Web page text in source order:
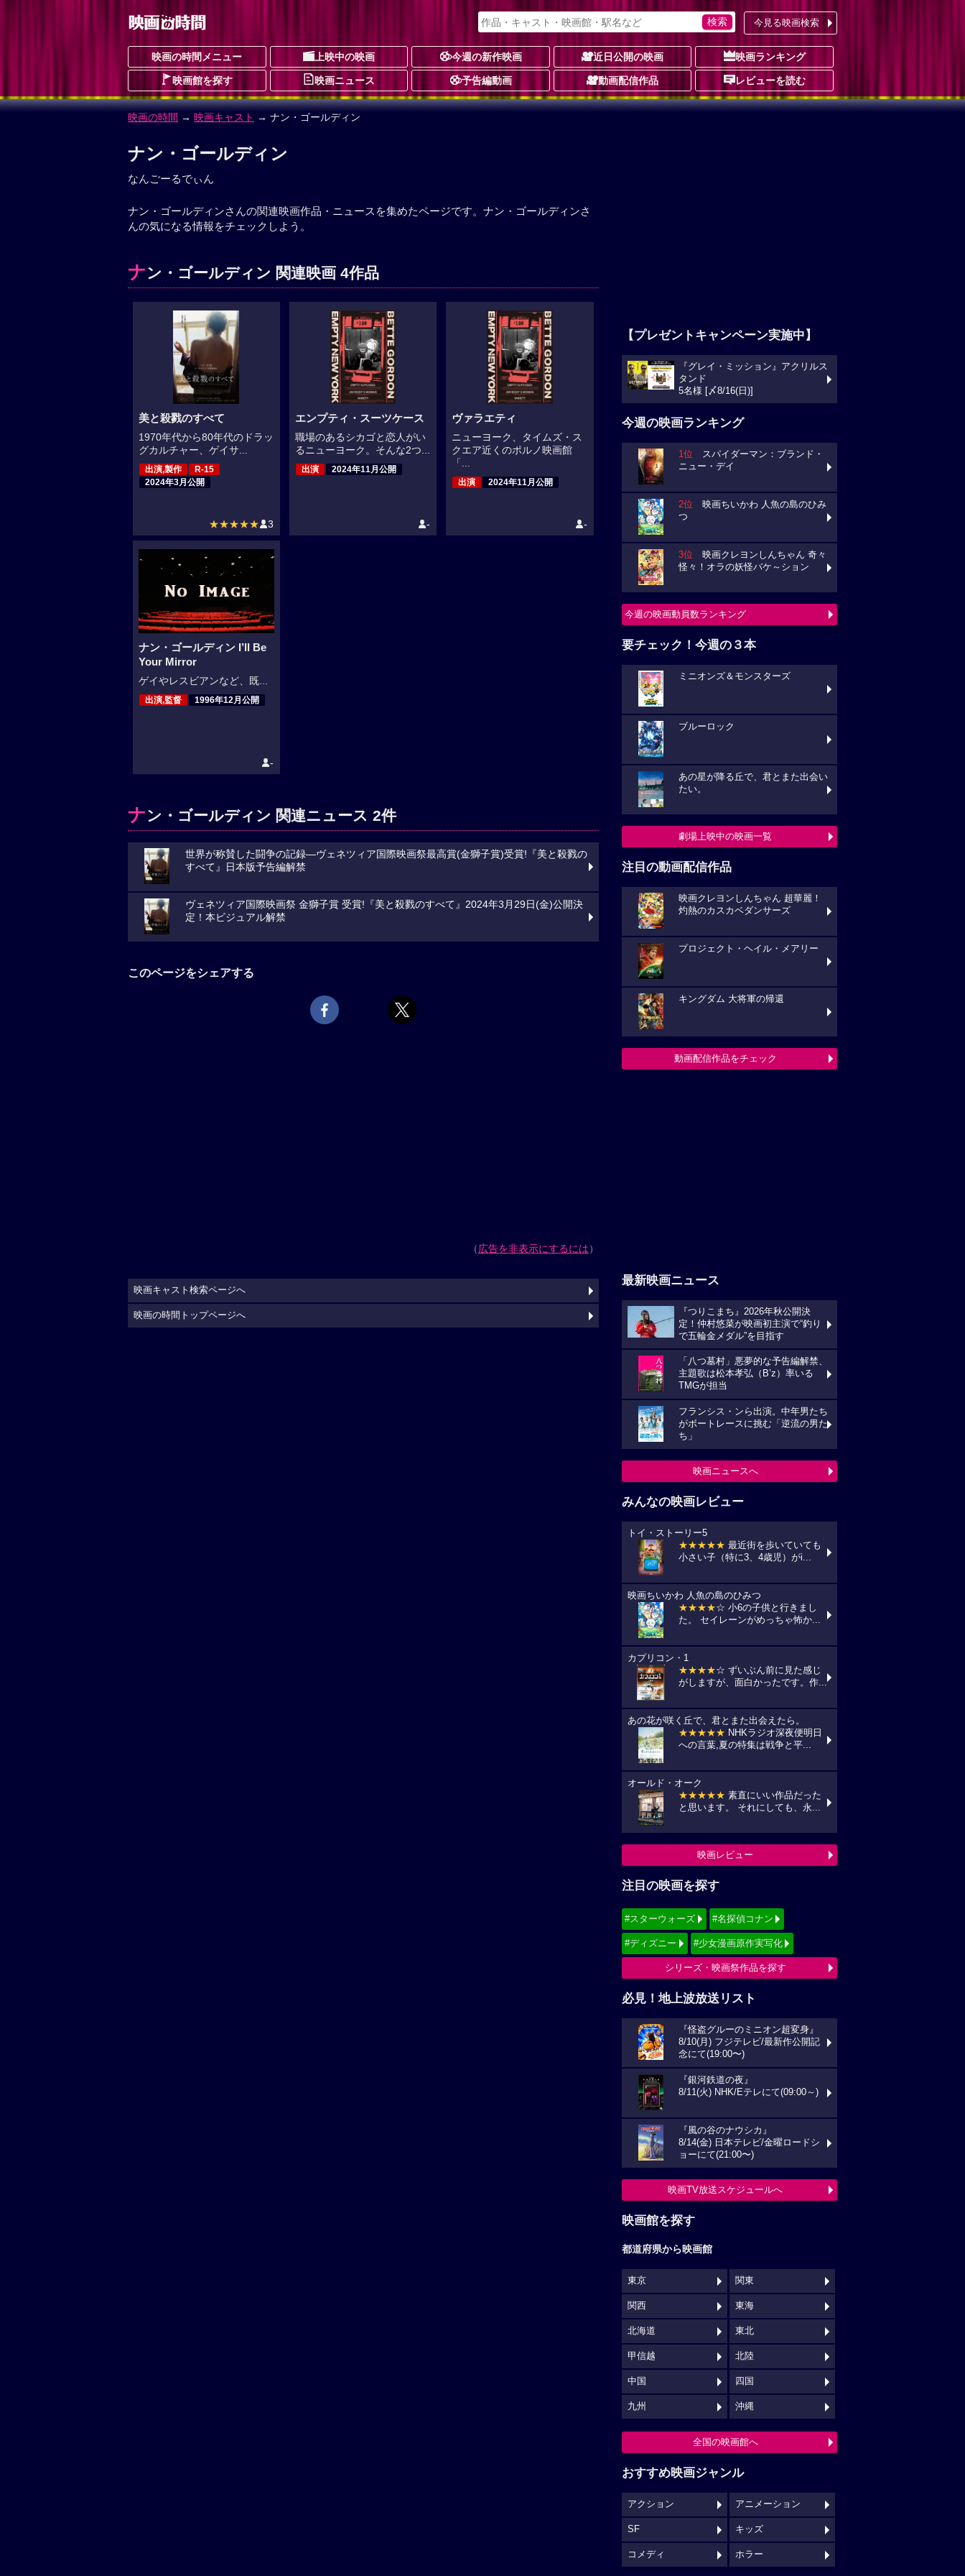
今見る映画検索
映画の時間メニュー 上映中の映画 今週の新作映画 近日公開の映画 映画ランキング
映画館を探す 映画ニュース 予告編動画 動画配信作品 レビューを読む
映画の時間 → 映画キャスト → ナン・ゴールディン
ナン・ゴールディン
なんごーるでぃん
ナン・ゴールディンさんの関連映画作品・ニュースを集めたページです。ナン・ゴールディンさ
んの気になる情報をチェックしよう。
ナン・ゴールディン 関連映画 4作品
美と殺戮のすべて
1970年代から80年代のドラッ
グカルチャー、ゲイサ...
出演,製作
R-15
2024年3月公開
★★★★★ 3
エンプティ・スーツケース
職場のあるシカゴと恋人がい
るニューヨーク。そんな2つ...
出演 2024年11月公開
-
ヴァラエティ
ニューヨーク、タイムズ・ス
クエア近くのポルノ映画館
「...
出演 2024年11月公開
-
ナン・ゴールディン I’ll Be
Your Mirror
ゲイやレスビアンなど、既...
出演,監督 1996年12月公開
-
ナン・ゴールディン 関連ニュース 2件
世界が称賛した闘争の記録―ヴェネツィア国際映画祭最高賞(金獅子賞)受賞!『美と殺戮の
すべて』日本版予告編解禁
ヴェネツィア国際映画祭 金獅子賞 受賞!『美と殺戮のすべて』2024年3月29日(金)公開決
定！本ビジュアル解禁
このページをシェアする
（広告を非表示にするには）
【プレゼントキャンペーン実施中】
『グレイ・ミッション』アクリルス
タンド
5名様 [〆8/16(日)]
今週の映画ランキング
1位 スパイダーマン：ブランド・
ニュー・デイ
2位 映画ちいかわ 人魚の島のひみ
つ
3位 映画クレヨンしんちゃん 奇々
怪々！オラの妖怪バケ～ション
今週の映画動員数ランキング
要チェック！今週の３本
ミニオンズ＆モンスターズ
ブルーロック
あの星が降る丘で、君とまた出会い
たい。
劇場上映中の映画一覧
注目の動画配信作品
映画クレヨンしんちゃん 超華麗！
灼熱のカスカベダンサーズ
プロジェクト・ヘイル・メアリー
キングダム 大将軍の帰還
動画配信作品をチェック
最新映画ニュース
『つりこまち』2026年秋公開決
定！仲村悠菜が映画初主演で“釣り
で五輪金メダル”を目指す
「八つ墓村」悪夢的な予告編解禁、
主題歌は松本孝弘（B’z）率いる
TMGが担当
フランシス・ンら出演。中年男たち
がボートレースに挑む「逆流の男た
ち」
映画ニュースへ
みんなの映画レビュー
トイ・ストーリー5
★★★★★ 最近街を歩いていても
小さい子（特に3、4歳児）がi...
映画ちいかわ 人魚の島のひみつ
★★★★☆ 小6の子供と行きまし
た。 セイレーンがめっちゃ怖か...
カプリコン・1
★★★★☆ ずいぶん前に見た感じ
がしますが、面白かったです。作...
あの花が咲く丘で、君とまた出会えたら。
★★★★★ NHKラジオ深夜便明日
への言葉,夏の特集は戦争と平...
オールド・オーク
★★★★★ 素直にいい作品だった
と思います。 それにしても、永...
映画レビュー
注目の映画を探す
#スターウォーズ #名探偵コナン
#ディズニー #少女漫画原作実写化
シリーズ・映画祭作品を探す
必見！地上波放送リスト
『怪盗グルーのミニオン超変身』
8/10(月) フジテレビ/最新作公開記
念にて(19:00〜)
『銀河鉄道の夜』
8/11(火) NHK/Eテレにて(09:00～)
『風の谷のナウシカ』
8/14(金) 日本テレビ/金曜ロードシ
ョーにて(21:00〜)
映画TV放送スケジュールへ
映画館を探す
都道府県から映画館
東京 関東
関西 東海
北海道 東北
甲信越 北陸
中国 四国
九州 沖縄
全国の映画館へ
おすすめ映画ジャンル
アクション アニメーション
SF キッズ
コメディ ホラー
映画キャスト検索ページへ
映画の時間トップページへ